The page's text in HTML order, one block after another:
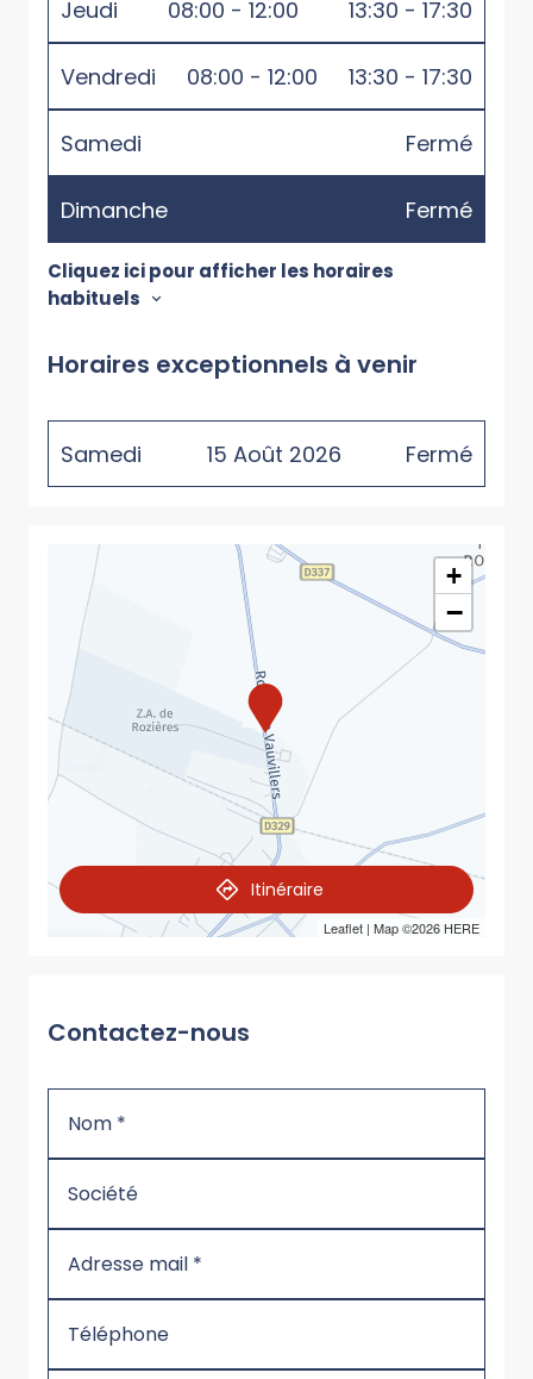
Jeudi 08:00 - 12:00 13:30 - 17:30
Vendredi 08:00 - 12:00 13:30 - 17:30
Samedi Fermé
Dimanche Fermé
Cliquez ici pour afficher les horaires
habituels
Horaires exceptionnels à venir
Samedi 15 Août 2026 Fermé
+
−
Leaflet | Map ©2026HERE
Itinéraire
Contactez-nous